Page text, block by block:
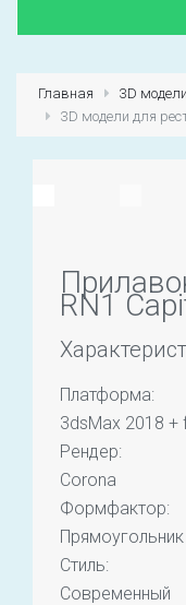
Первый
Главная 3D
3D модели для
RN1
Платформа:
3dsMax 2018 +
Рендер:
Corona
Формфактор:
Прямоугольник
Стиль:
Современный